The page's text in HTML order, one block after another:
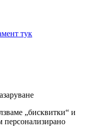
тук
„бисквитки“ и
персонализирано